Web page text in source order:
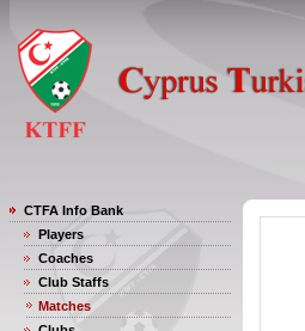
CTFA Info Bank
Players
Coaches
Club Staffs
Matches